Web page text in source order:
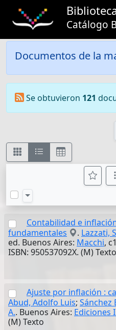
Catálogo
Documentos de la
Se obtuvieron 121
Contabilidad e
fundamentales
. Lazzati,
ed. Buenos Aires: Macchi,
ISBN: 950537092X. (M) Texto
Ajuste por inflación :
Abud, Adolfo Luis; Sánchez
A.. Buenos Aires: Ediciones
(M) Texto